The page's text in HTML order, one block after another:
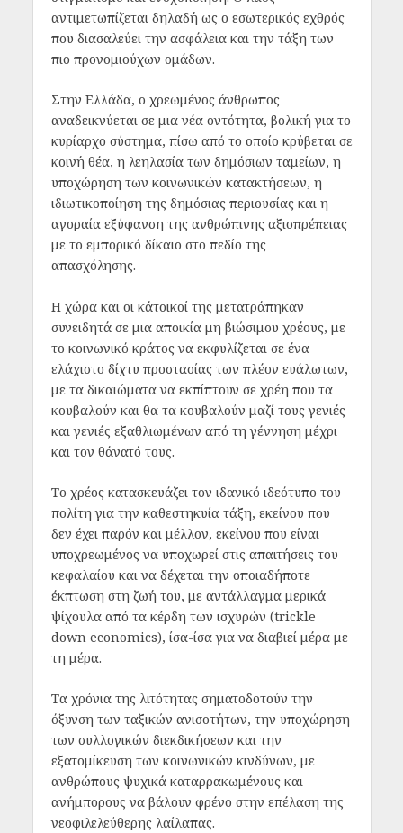
αντιμετωπίζεται δηλαδή ως ο εσωτερικός εχθρός
που διασαλεύει την ασφάλεια και την τάξη των
πιο προνομιούχων ομάδων.
Στην Ελλάδα, ο χρεωμένος άνθρωπος
αναδεικνύεται σε μια νέα οντότητα, βολική για το
κυρίαρχο σύστημα, πίσω από το οποίο κρύβεται σε
κοινή θέα, η λεηλασία των δημόσιων ταμείων, η
υποχώρηση των κοινωνικών κατακτήσεων, η
ιδιωτικοποίηση της δημόσιας περιουσίας και η
αγοραία εξύφανση της ανθρώπινης αξιοπρέπειας
με το εμπορικό δίκαιο στο πεδίο της
απασχόλησης.
Η χώρα και οι κάτοικοί της μετατράπηκαν
συνειδητά σε μια αποικία μη βιώσιμου χρέους, με
το κοινωνικό κράτος να εκφυλίζεται σε ένα
ελάχιστο δίχτυ προστασίας των πλέον ευάλωτων,
με τα δικαιώματα να εκπίπτουν σε χρέη που τα
κουβαλούν και θα τα κουβαλούν μαζί τους γενιές
και γενιές εξαθλιωμένων από τη γέννηση μέχρι
και τον θάνατό τους.
Το χρέος κατασκευάζει τον ιδανικό ιδεότυπο του
πολίτη για την καθεστηκυία τάξη, εκείνου που
δεν έχει παρόν και μέλλον, εκείνου που είναι
υποχρεωμένος να υποχωρεί στις απαιτήσεις του
κεφαλαίου και να δέχεται την οποιαδήποτε
έκπτωση στη ζωή του, με αντάλλαγμα μερικά
ψίχουλα από τα κέρδη των ισχυρών (trickle
down economics), ίσα-ίσα για να διαβιεί μέρα με
τη μέρα.
Τα χρόνια της λιτότητας σηματοδοτούν την
όξυνση των ταξικών ανισοτήτων, την υποχώρηση
των συλλογικών διεκδικήσεων και την
εξατομίκευση των κοινωνικών κινδύνων, με
ανθρώπους ψυχικά καταρρακωμένους και
ανήμπορους να βάλουν φρένο στην επέλαση της
νεοφιλελεύθερης λαίλαπας.